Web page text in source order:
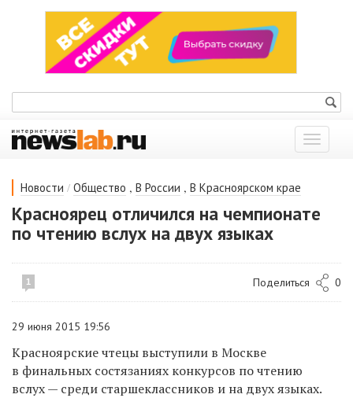
Показать
меню
Новости / Общество , В России , В Красноярском крае
Красноярец отличился на чемпионате
по чтению вслух на двух языках
1 Поделиться 0
29 июня 2015 19:56
Красноярские чтецы выступили в Москве
в финальных состязаниях конкурсов по чтению
вслух — среди старшеклассников и на двух языках.